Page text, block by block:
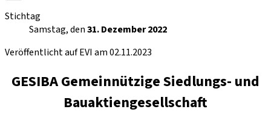
Stichtag
Samstag, den31. Dezember 2022
Veröffentlicht auf EVI am 02.11.2023
GESIBA Gemeinnützige Siedlungs- und
Bauaktiengesellschaft